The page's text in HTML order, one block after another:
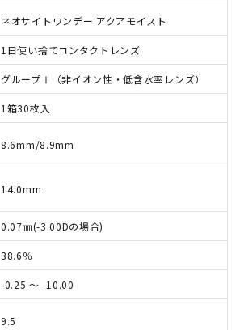
ネオサイトワンデー アクアモイスト
1日使い捨てコンタクトレンズ
グループⅠ（非イオン性・低含水率レンズ）
1箱30枚入
8.6mm/8.9mm
14.0mm
0.07㎜(-3.00Dの場合)
38.6％
-0.25 ～ -10.00
9.5